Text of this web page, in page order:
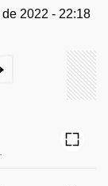
2022 - 22:18